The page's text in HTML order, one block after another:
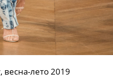
весна-лето 2019